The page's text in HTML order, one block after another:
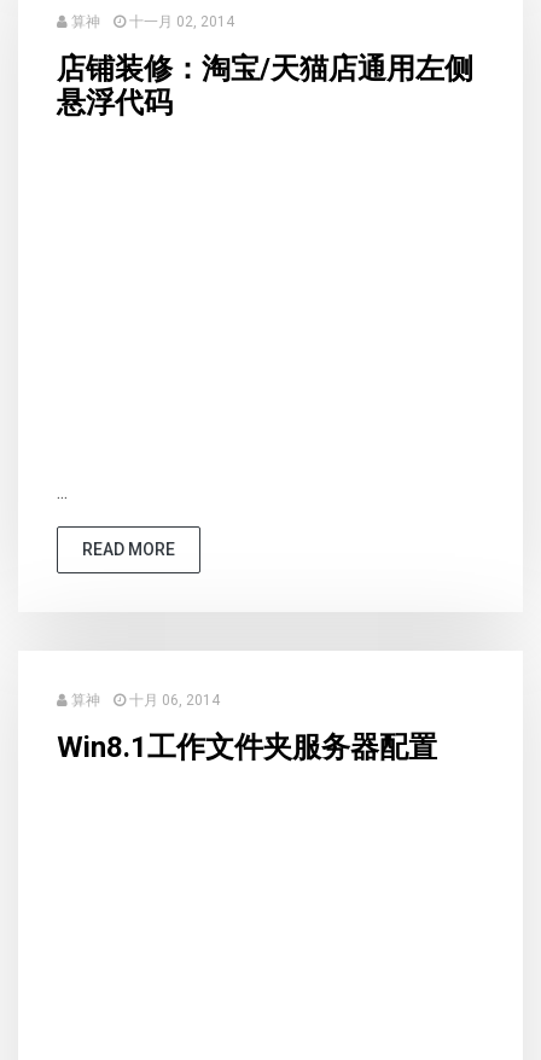
算神 十一月 02, 2014
店铺装修：淘宝/天猫店通用左侧
悬浮代码
...
READ MORE
算神 十月 06, 2014
Win8.1工作文件夹服务器配置